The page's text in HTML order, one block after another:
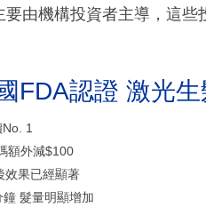
要由機構投資者主導，這些
FDA認證 激光
1
額外減$100
效果已經顯著
髮量明顯增加